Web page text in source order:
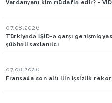
Vardanyanı kim müdafiə edir? -
07.08.2026
Türkiyədə İŞİD-ə qarşı
şübhəli saxlanıldı
07.08.2026
Fransada son altı ilin işsizlik